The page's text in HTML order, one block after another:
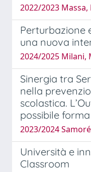
2022/2023
Perturbazione
una nuova
2024/2025 Milani,
Sinergia tra
nella
scolastica.
possibile
2023/2024
Università e
Classroom